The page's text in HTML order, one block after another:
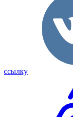
ссылку